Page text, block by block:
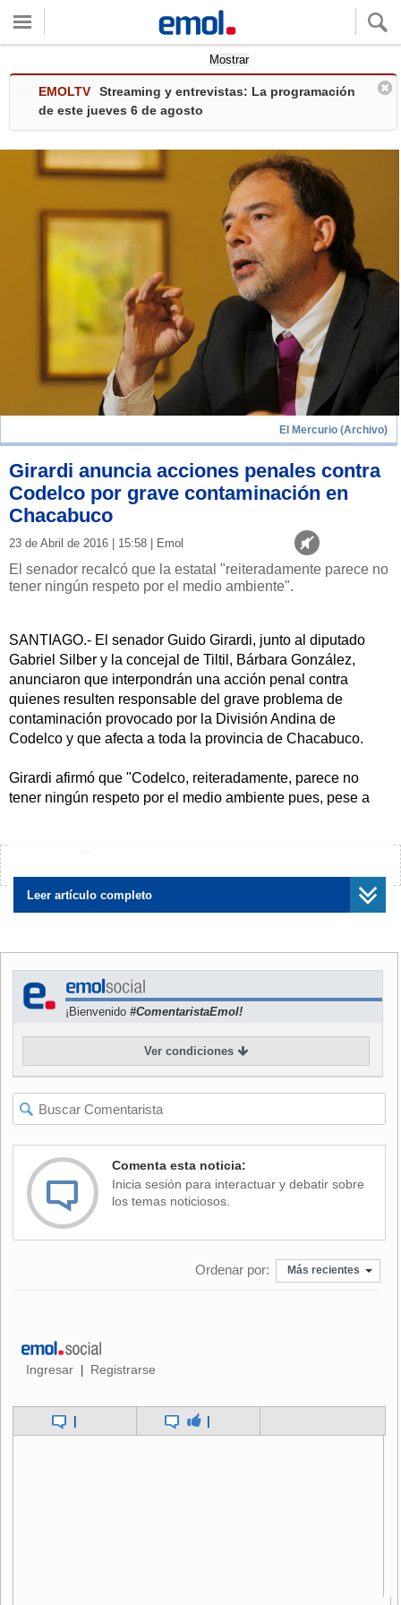
Mostrar
EMOLTV
Streaming y entrevistas: La programación
de este jueves 6 de agosto
El Mercurio (Archivo)
Girardi anuncia acciones penales contra
Codelco por grave contaminación en
Chacabuco
23 de Abril de 2016 | 15:58 | Emol
El senador recalcó que la estatal "reiteradamente parece no
tener ningún respeto por el medio ambiente".
SANTIAGO.- El senador Guido Girardi, junto al diputado
Gabriel Silber y la concejal de Tiltil, Bárbara González,
anunciaron que interpondrán una acción penal contra
quienes resulten responsable del grave problema de
contaminación provocado por la División Andina de
Codelco y que afecta a toda la provincia de Chacabuco.
Girardi afirmó que "Codelco, reiteradamente, parece no
tener ningún respeto por el medio ambiente pues, pese a
el 13 de abril y de que el día 15 se había suspendido
formalmente el envío de relaves a través de la canaleta, el
domingo 17 y lunes 18 de manera irresponsable y
contaminaron los ríos Cobre y Chacabuco. Codelco solo
señaló que había sido un error, a nuestro juicio un error a
sabiendas".
El parlamentario agregó que el 25 de febrero pasado, "la
misma División Andina había contaminado el río Blanco
con materiales tóxicos, arsénico o metales pesados que
son cancerígenos, y dada la estructura geológica de
nuestro país, va afectando todas las napas subterráneas de
Asimismo, aseguró que la estatal intentó esconder el hecho
y sólo recién el miércoles informaron a los servicios. "Es
evidente que la contaminación del río Cobre y el
problema de contaminación de un zona que ya está
Para el legislador, "es evidente que hay una infracción
expone a sanción penal el que envenenare o infectare
aguas y pueda producir daño a la salud. Así como también
Leer artículo completo
¡Bienvenido #ComentaristaEmol!
Ver condiciones
Comenta esta noticia:
Inicia sesión para interactuar y debatir sobre
los temas noticiosos.
Ordenar por: Más recientes
Ingresar Registrarse